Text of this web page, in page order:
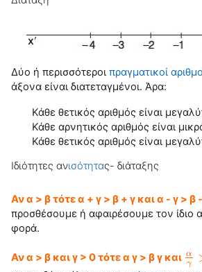
Δύο ή περισσότεροι πραγματικοί
άξονα είναι διατεταγμένοι. Άρα:
Κάθε θετικός αριθμός είναι
Κάθε αρνητικός αριθμός είναι
Κάθε θετικός αριθμός είναι
Ιδιότητες ανισότητας- διάταξης
Αν α > β τότε α + γ > β + γ και α - γ > β
προσθέσουμε ή αφαιρέσουμε τον ίδιο
φορά.
Αν α > β και γ > 0 τότε α γ > β γ και α
γ
αγ >